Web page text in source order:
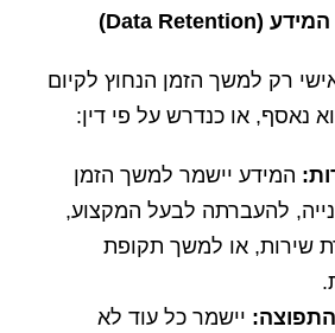
רק למשך הזמן הנחוץ לקיום
נאסף, או כנדרש על פי דין:
המידע יישמר למשך הזמן
להעברתה לבעל המקצוע,
שירות, או למשך תקופת
יישמר כל עוד לא